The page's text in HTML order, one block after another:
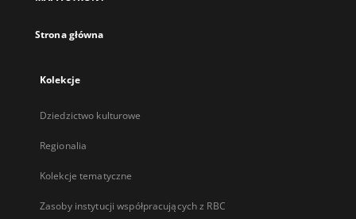
Strona główna
Kolekcje
Dziedzictwo kulturowe
Regionalia
Kolekcje tematyczne
Zasoby instytucji współpracujących z RBC